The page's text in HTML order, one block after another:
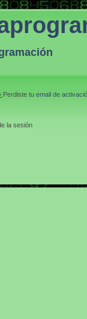
¿Perdiste tu email de
la sesión